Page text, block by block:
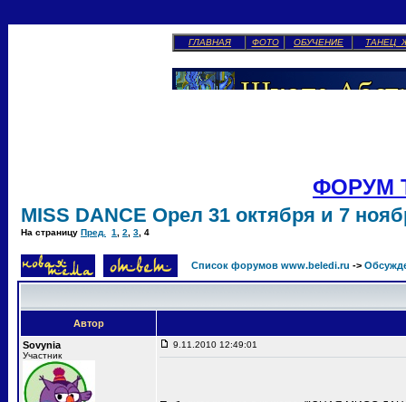
ГЛАВНАЯ ФОТО ОБУЧЕНИЕ ТАНЕЦ
ФОРУМ
MISS DANCE Орел 31 октября и 7
На страницу Пред. 1 2 3 4
Список форумов www.beledi.ru ->
Автор
Sovynia
Участник
9.11.2010 12:49:01